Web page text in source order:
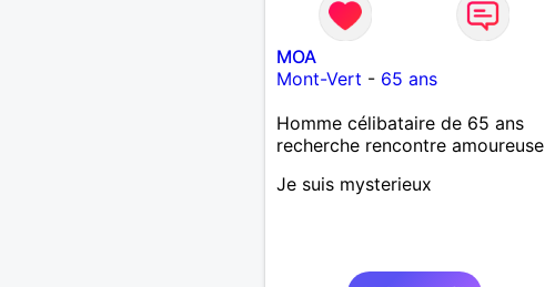
MOA
Mont-Vert - 65 ans
Homme célibataire de 65 ans
recherche rencontre amoureuse
Je suis mysterieux